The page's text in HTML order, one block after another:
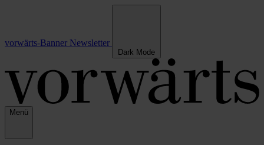
vorwärts-Banner Newsletter
Dark Mode
Menü